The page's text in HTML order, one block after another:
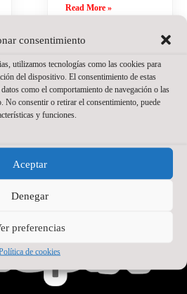
consentimiento
utilizamos tecnologías como las cookies para
del dispositivo. El consentimiento de estas
como el comportamiento de navegación o las
No consentir o retirar el consentimiento, puede
y funciones.
Aceptar
Denegar
preferencias
de cookies
Read More »
PRINCIPAL